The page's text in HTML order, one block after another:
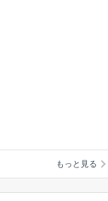
もっと見る